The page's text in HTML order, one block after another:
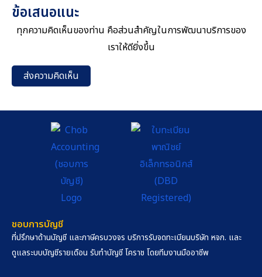
คือ รายการที่กิจการต้องทำการปรับเพิ่ม หรือปรับลดจากตัวเลขกำไรสุทธิ
ที่ได้จากงบการเงิน (หรือที่เราเรียกกันว่า
ข้อเสนอแนะ
ทุกความคิดเห็นของท่าน คือส่วนสำคัญในการพัฒนาบริการของ
เราให้ดียิ่งขึ้น
ส่งความคิดเห็น
ชอบการบัญชี
ที่ปรึกษาด้านบัญชี และภาษีครบวงจร บริการรับจดทะเบียนบริษัท หจก. และ
ดูแลระบบบัญชีรายเดือน รับทำบัญชี โคราช โดยทีมงานมืออาชีพ